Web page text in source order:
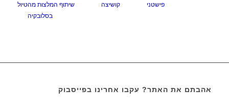
פישטני
קושיצה
שיתוף המלצות מהטיול
בסלובקיה
אהבתם את האתר? עקבו אחרינו בפייסבוק